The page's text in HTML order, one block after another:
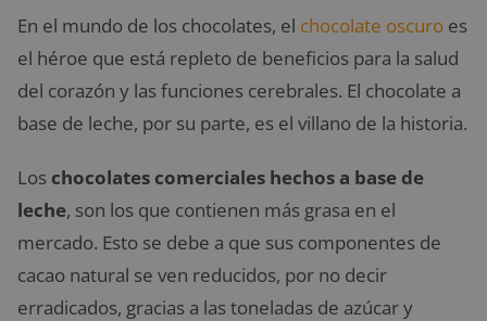
En el mundo de los chocolates, el chocolate oscuro es
el héroe que está repleto de beneficios para la salud
del corazón y las funciones cerebrales. El chocolate a
base de leche, por su parte, es el villano de la historia.
Los chocolates comerciales hechos a base de
leche, son los que contienen más grasa en el
mercado. Esto se debe a que sus componentes de
cacao natural se ven reducidos, por no decir
erradicados, gracias a las toneladas de azúcar y